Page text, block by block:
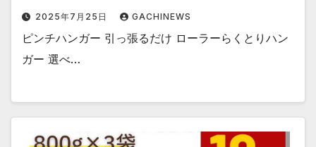
激安 二次会 格
2025年7月25日 GACHINEWS
ピンチハンガー 引っ張るだけ ローラーらくとりハン
ガー 選べ…